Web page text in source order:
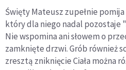
Święty Mateusz zupełnie
który dla niego nadal pozostaje
Nie wspomina ani słowem o
zamknięte drzwi. Grób również
zresztą zniknięcie Ciała można